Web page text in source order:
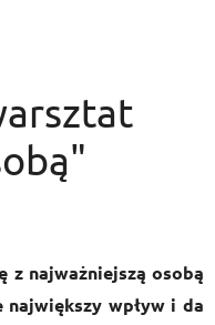
z najważniejszą osobą
wpływ i da